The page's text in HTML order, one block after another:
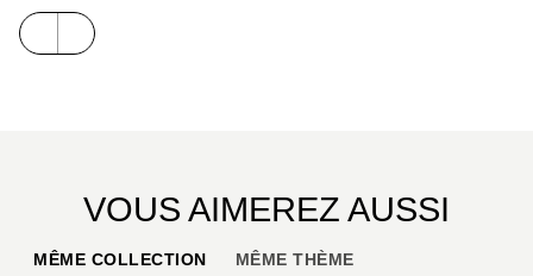
VOUS AIMEREZ AUSSI
MÊME COLLECTION MÊME THÈME